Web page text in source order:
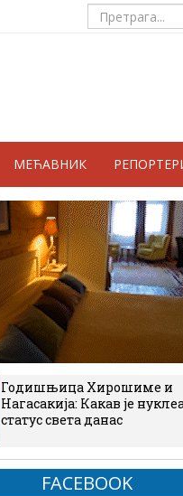
МЕЋАВНИК
Годишњица Хирошиме и
Нагасакија: Какав је
статус света данас
FACEBOOK